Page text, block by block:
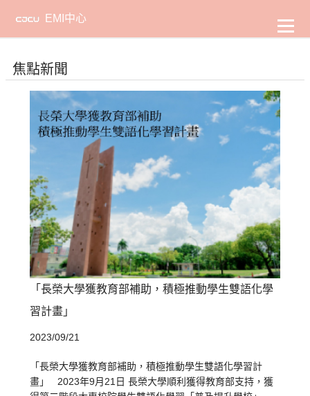
主
容
EMI中心
焦點新聞
「長榮大學獲教育部補助，積極推動學生雙語化學
習計畫」
2023/09/21
「長榮大學獲教育部補助，積極推動學生雙語化學習計
畫」 2023年9月21日 長榮大學順利獲得教育部支持，獲